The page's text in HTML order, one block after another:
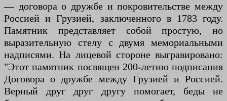
— договора о дружбе и покровительстве между
Россией и Грузией, заключенного в 1783 году.
Памятник представляет собой простую, но
выразительную стелу с двумя мемориальными
надписями. На лицевой стороне выгравировано:
"Этот памятник посвящен 200-летию подписания
Договора о дружбе между Грузией и Россией.
Верный друг друг другу помогает, беды не